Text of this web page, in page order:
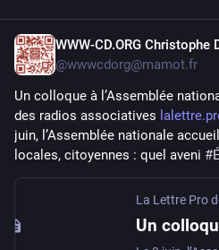
WWW-CD.ORG Christophe
@wwwcdorg@mamot.fr
Un colloque à l’Assemblée
des radios associatives
juin, l’Assemblée nationale
locales, citoyennes : quel aveni #
La Lettre Pro